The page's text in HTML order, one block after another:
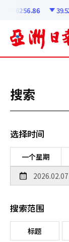
6256.86 39.52
搜索
选择时间
一个星期
搜索范围
标题